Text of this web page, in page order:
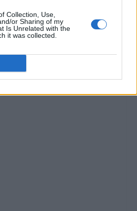
Collection, Use,
or Sharing of my
Is Unrelated with the
it was collected.